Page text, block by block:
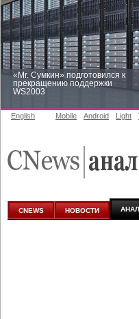
«Mr. Сумкин» подготовился к
прекращению поддержки
WS2003
аналитике
English Mobile Android Light
CNEWS НОВОСТИ